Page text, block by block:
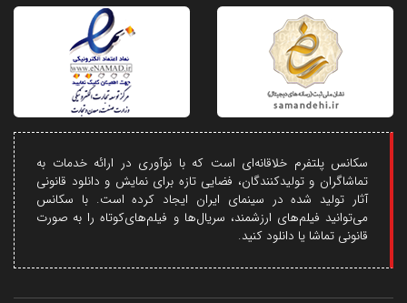
سکانس پلتفرم خلاقانه‌ای است که با نوآوری در ارائه خدمات به
تماشاگران و تولیدکنندگان، فضایی تازه برای نمایش و دانلود قانونی
آثار تولید شده در سینمای ایران ایجاد کرده است. با سکانس
می‌توانید فیلم‌های ارزشمند، سریال‌ها و فیلم‌های‌کوتاه را به صورت
قانونی تماشا یا دانلود کنید.